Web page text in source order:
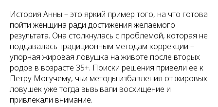
История Анны – это яркий пример того, на что готова
пойти женщина ради достижения желаемого
результата. Она столкнулась с проблемой, которая не
поддавалась традиционным методам коррекции –
упорная жировая ловушка на животе после вторых
родов в возрасте 35+. Поиски решения привели ее к
Петру Могучему, чьи методы избавления от жировых
ловушек уже тогда вызывали восхищение и
привлекали внимание.